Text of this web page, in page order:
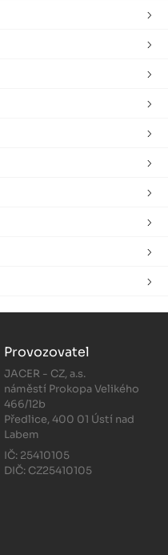
Provozovatel
JACER - CZ, a.s.
náměstí Prokopa Velikého
466/12b
Předlice, 400 01 Ústí nad
Labem
IČ: 25410105
DIČ: CZ25410105